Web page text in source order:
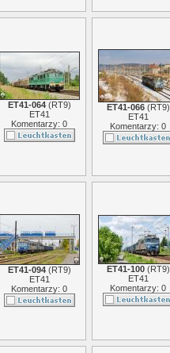
ET41-064(RT9)
ET41
Komentarzy: 0
ET41-066(RT9)
ET41
Komentarzy: 0
ET41-094(RT9)
ET41
Komentarzy: 0
ET41-100(RT9)
ET41
Komentarzy: 0